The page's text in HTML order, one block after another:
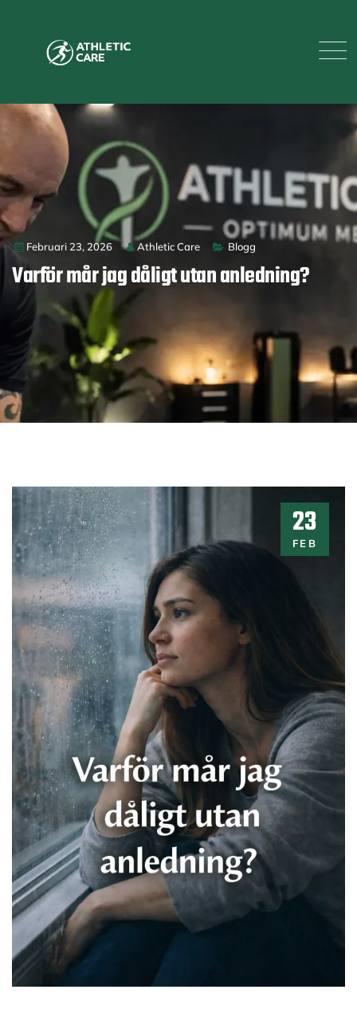
Februari 23, 2026 Athletic Care Blogg
Varför mår jag dåligt utan anledning?
23
FEB